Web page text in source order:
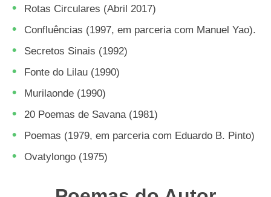
Rotas Circulares (Abril 2017)
Confluências (1997, em parceria com Manuel Yao).
Secretos Sinais (1992)
Fonte do Lilau (1990)
Murilaonde (1990)
20 Poemas de Savana (1981)
Poemas (1979, em parceria com Eduardo B. Pinto)
Ovatylongo (1975)